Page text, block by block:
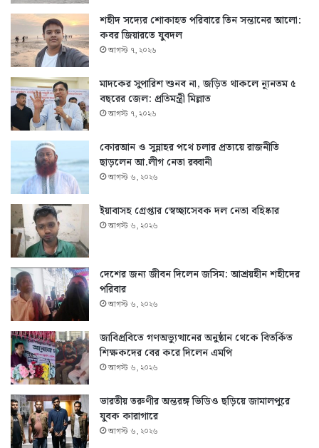
শহীদ সদ্যের শোকাহত পরিবারে তিন সন্তানের আলো:
কবর জিয়ারতে যুবদল
আগস্ট ৭, ২০২৬
মাদকের সুপারিশ শুনব না, জড়িত থাকলে ন্যূনতম ৫
বছরের জেল: প্রতিমন্ত্রী মিল্লাত
আগস্ট ৭, ২০২৬
কোরআন ও সুন্নাহর পথে চলার প্রত্যয়ে রাজনীতি
ছাড়লেন আ.লীগ নেতা রব্বানী
আগস্ট ৬, ২০২৬
ইয়াবাসহ গ্রেপ্তার স্বেচ্ছাসেবক দল নেতা বহিষ্কার
আগস্ট ৬, ২০২৬
দেশের জন্য জীবন দিলেন জসিম: আশ্রয়হীন শহীদের
পরিবার
আগস্ট ৬, ২০২৬
জাবিপ্রবিতে গণঅভ্যুত্থানের অনুষ্ঠান থেকে বিতর্কিত
শিক্ষকদের বের করে দিলেন এমপি
আগস্ট ৬, ২০২৬
ভারতীয় তরুণীর অন্তরঙ্গ ভিডিও ছড়িয়ে জামালপুরে
যুবক কারাগারে
আগস্ট ৬, ২০২৬